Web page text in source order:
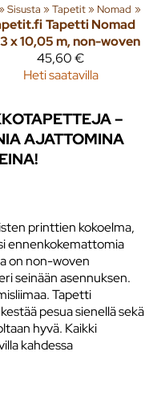
Sisusta ‪»Tapetit‪» Nomad ‪»
Tapetti Nomad
x 10,05 m, non-woven
45,60 €
Heti saatavilla
–
AJATTOMINA
printtien kokoelma,
ennenkokemattomia
on non-woven
seinään asennuksen.
Tapetti
pesua sienellä sekä
hyvä. Kaikki
kahdessa